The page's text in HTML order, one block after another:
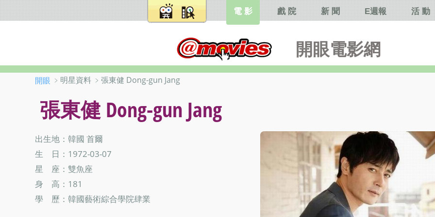
開眼電影網
電 影 戲 院 新 聞 E週報 活 動
開眼 ﹥明星資料 ﹥張東健 Dong-gun Jang
張東健 Dong-gun Jang
出生地：韓國 首爾
生 日：1972-03-07
星 座：雙魚座
身 高：181
學 歷：韓國藝術綜合學院肆業